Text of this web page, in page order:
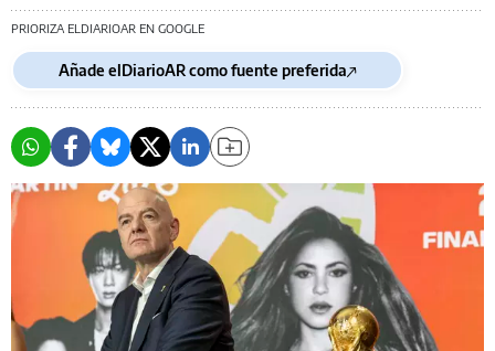
PRIORIZA ELDIARIOAR EN GOOGLE
Añade elDiarioAR como fuente preferida